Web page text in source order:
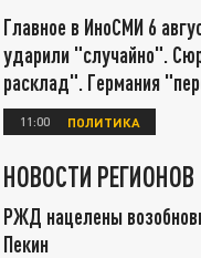
Главное в ИноСМИ 6
ударили "случайно".
расклад". Германия
11:00 ПОЛИТИКА
НОВОСТИ РЕГИОНОВ
РЖД нацелены
Пекин